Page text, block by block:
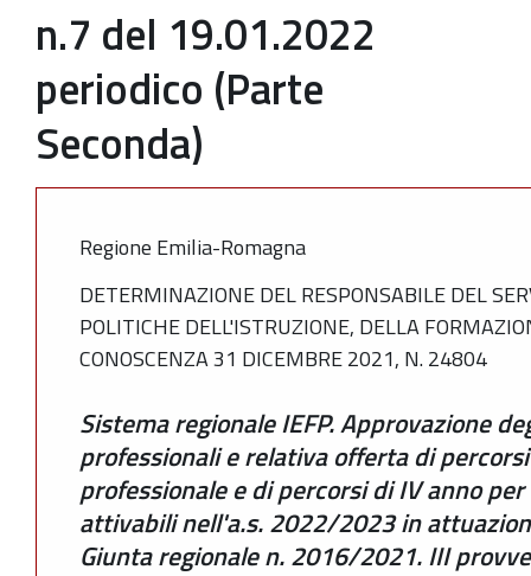
n.7 del 19.01.2022
periodico (Parte
Seconda)
Regione Emilia-Romagna
DETERMINAZIONE DEL RESPONSABILE DEL
POLITICHE DELL'ISTRUZIONE, DELLA
CONOSCENZA 31 DICEMBRE 2021, N. 24804
Sistema regionale IEFP. Approvazione
professionali e relativa offerta di
professionale e di percorsi di IV anno
attivabili nell'a.s. 2022/2023 in
Giunta regionale n. 2016/2021. III